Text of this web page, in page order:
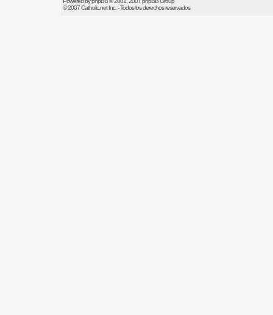
© 2007Catholic.netInc. - Todos los derechos reservados